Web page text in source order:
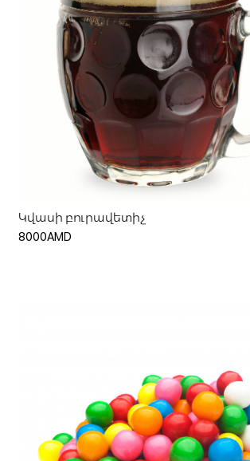
Մուտք
Կվասի բուրավետիչ
8000AMD
Ավելացնել զամբյուղ